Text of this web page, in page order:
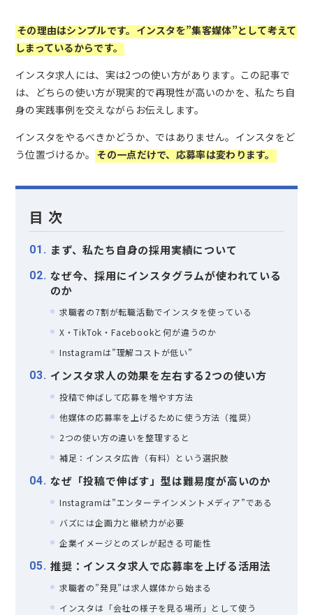
その理由はシンプルです。インスタを”集客媒体”として考えて
しまっているからです。
インスタ求人には、実は2つの使い方があります。この記事で
は、どちらの使い方が現実的で再現性が高いのかを、私たち自
身の実践事例を交えながらお伝えします。
インスタをやるべきかどうか、ではありません。インスタをど
う位置づけるか。 その一点だけで、応募率は変わります。
目 次
1 まず、私たち自身の採用実績について
2 なぜ今、採用にインスタグラムが使われている
のか
求職者の7割が転職活動でインスタを使っている
X・TikTok・Facebookと何が違うのか
Instagramは”理解コストが低い”
3 インスタ求人の効果を左右する2つの使い方
投稿で伸ばして応募を増やす方法
他媒体の応募率を上げるために使う方法（推奨）
2つの使い方の違いを整理すると
補足：インスタ広告（有料）という選択肢
4 なぜ「投稿で伸ばす」型は難易度が高いのか
Instagramは”エンターテインメントメディア”である
バズには企画力と継続力が必要
企業イメージとのズレが起きる可能性
5 推奨：インスタ求人で応募率を上げる活用法
求職者の”発見”は求人媒体から始まる
インスタは「会社の様子を見る場所」として使う